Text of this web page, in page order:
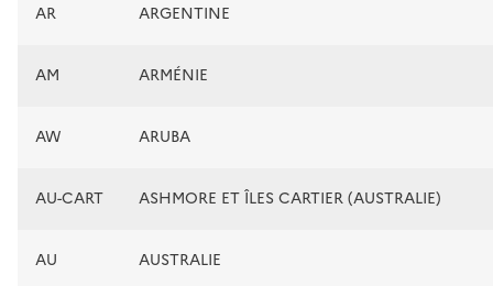
AR ARGENTINE
AM ARMÉNIE
AW ARUBA
AU-CART ASHMORE ET ÎLES CARTIER (AUSTRALIE)
AU AUSTRALIE